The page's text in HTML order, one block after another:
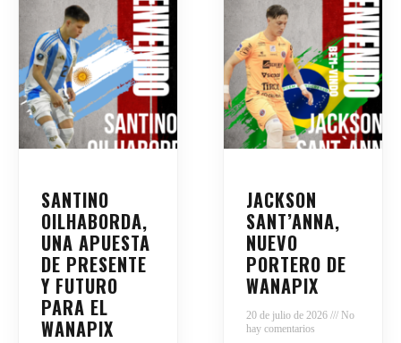
SANTINO
OILHABORDA,
UNA APUESTA
DE PRESENTE
Y FUTURO
PARA EL
WANAPIX
JACKSON
SANT’ANNA,
NUEVO
PORTERO DE
WANAPIX
20 de julio de 2026
No
hay comentarios